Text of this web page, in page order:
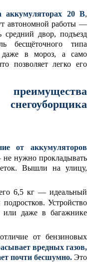
аккумуляторах 20 В,
автономной работы —
средний двор, подъезд
бесщёточного типа
даже в мороз, а само
позволяет легко его
от аккумуляторов
нужно прокладывать
Вышли на улицу,
6,5 кг — идеальный
Устройство
или даже в багажнике
от бензиновых
вредных газов,
почти бесшумно.Это